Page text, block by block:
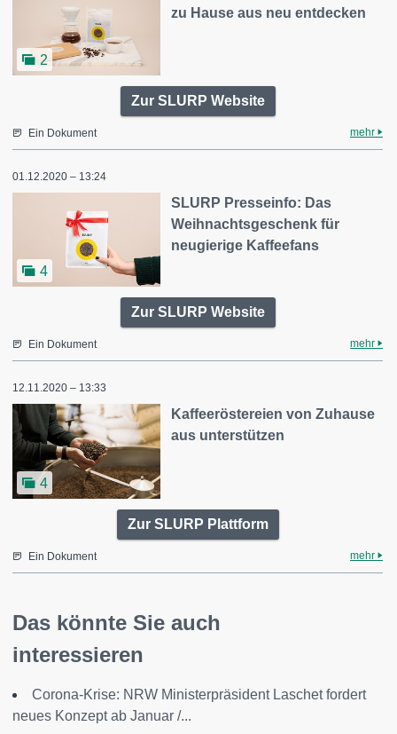
2
zu Hause aus neu entdecken
Zur SLURP Website
Ein Dokument mehr
01.12.2020 – 13:24
4
SLURP Presseinfo: Das
Weihnachtsgeschenk für
neugierige Kaffeefans
Zur SLURP Website
Ein Dokument mehr
12.11.2020 – 13:33
4
Kaffeeröstereien von Zuhause
aus unterstützen
Zur SLURP Plattform
Ein Dokument mehr
Das könnte Sie auch
interessieren
Corona-Krise: NRW Ministerpräsident Laschet fordert
neues Konzept ab Januar /...